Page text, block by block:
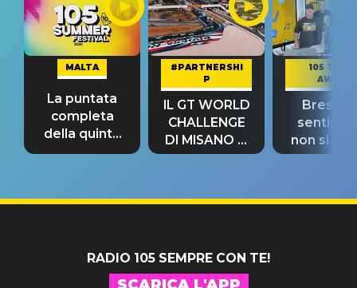
MALTA
La puntata
completa
della quinta
tappa
#PARTNERSHI
P
IL GT WORLD
CHALLENGE
DI MISANO si
riconferma
105 TAKE
AWAY
Bresh:
non si
fino alla
RADIO 105 SEMPRE CON TE!